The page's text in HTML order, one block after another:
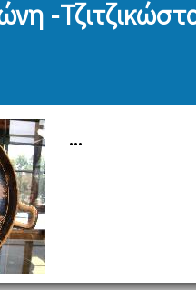
-
...